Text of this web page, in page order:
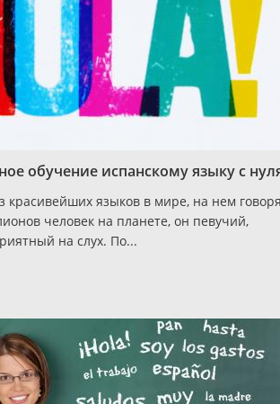
обучение испанскому языку с
красивейших языков в мире, на нем
человек на планете, он певучий,
на слух. По...